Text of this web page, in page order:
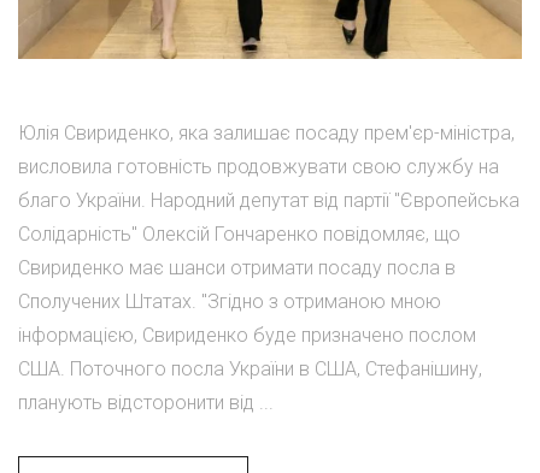
Юлія Свириденко, яка залишає посаду прем'єр-міністра,
висловила готовність продовжувати свою службу на
благо України. Народний депутат від партії "Європейська
Солідарність" Олексій Гончаренко повідомляє, що
Свириденко має шанси отримати посаду посла в
Сполучених Штатах. "Згідно з отриманою мною
інформацією, Свириденко буде призначено послом
США. Поточного посла України в США, Стефанішину,
планують відсторонити від ...